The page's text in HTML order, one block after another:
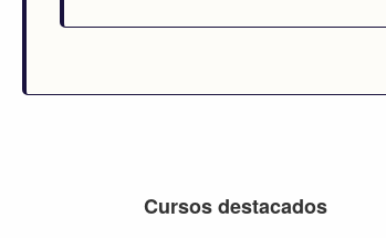
Cursos destacados